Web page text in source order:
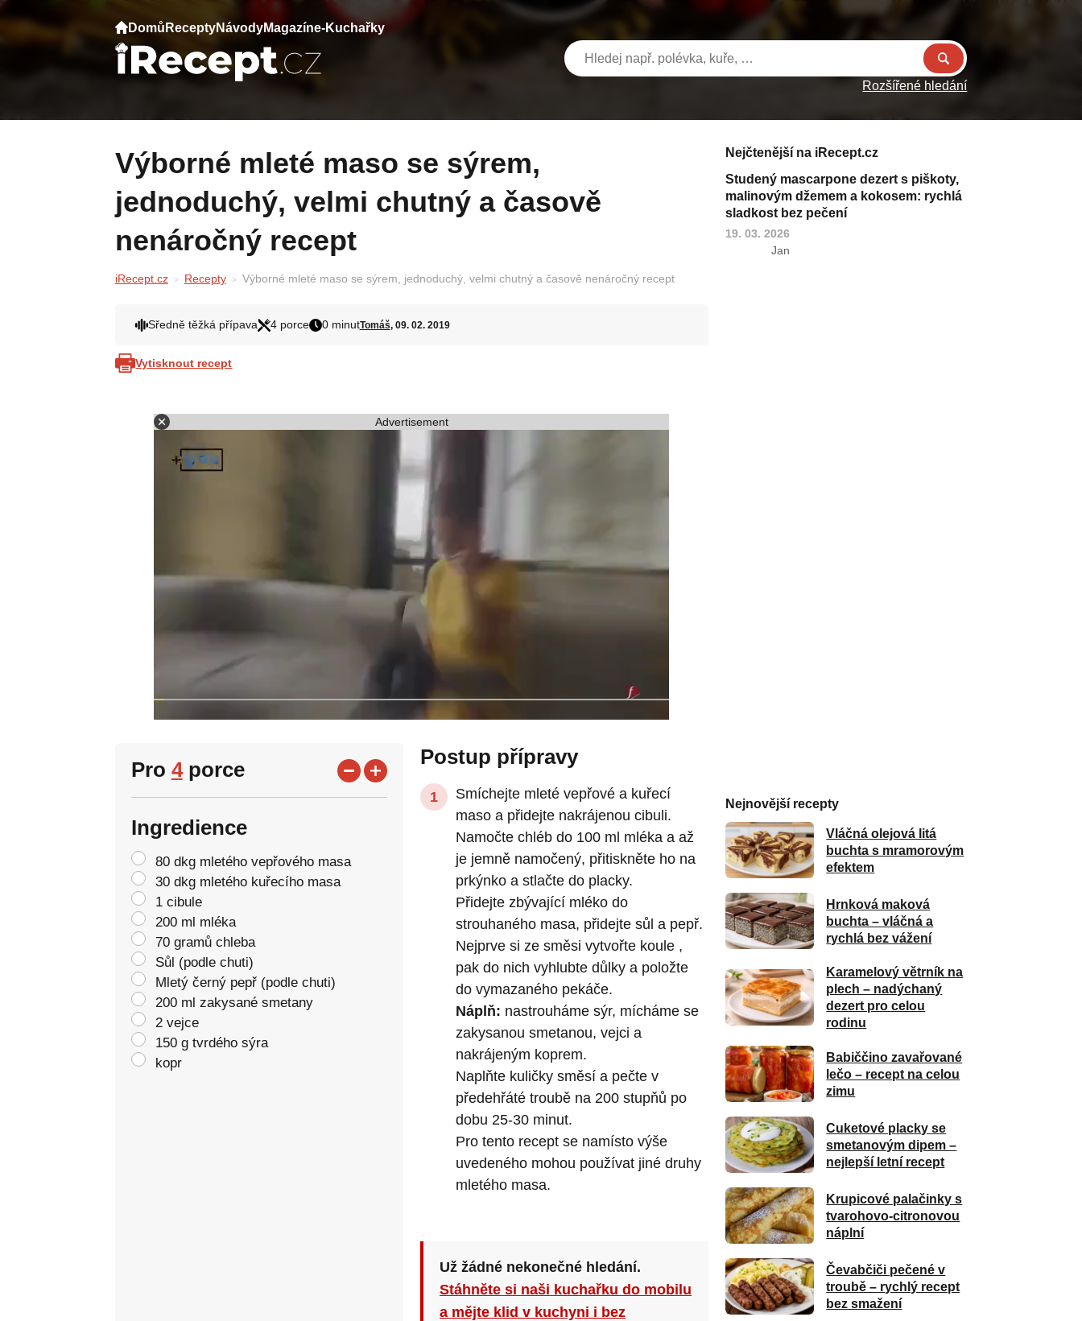
Domů ReceptyNávodyMagazíne-Kuchařky
Rozšířené hledání
Výborné mleté maso se sýrem,
jednoduchý, velmi chutný a časově
nenáročný recept
iRecept.cz Recepty Výborné mleté maso se sýrem, jednoduchý, velmi chutný a časově nenáročný recept
Sředně těžká přípava 4 porce 0 minutTomáš, 09. 02. 2019
Vytisknout recept
Advertisement
Pro 4porce
Ingredience
80 dkg mletého vepřového masa
30 dkg mletého kuřecího masa
1 cibule
200 ml mléka
70 gramů chleba
Sůl (podle chuti)
Mletý černý pepř (podle chuti)
200 ml zakysané smetany
2 vejce
150 g tvrdého sýra
kopr
Postup přípravy
Smíchejte mleté ​​vepřové a kuřecí
maso a přidejte nakrájenou cibuli.
Namočte chléb do 100 ml mléka a až
je jemně namočený, přitiskněte ho na
prkýnko a stlačte do placky.
Přidejte zbývající mléko do
strouhaného masa, přidejte sůl a pepř.
Nejprve si ze směsi vytvořte koule ,
pak do nich vyhlubte důlky a položte
do vymazaného pekáče.
Náplň: nastrouháme sýr, mícháme se
zakysanou smetanou, vejci a
nakrájeným koprem.
Naplňte kuličky směsí a pečte v
předehřáté troubě na 200 stupňů po
dobu 25-30 minut.
Pro tento recept se namísto výše
uvedeného mohou používat jiné druhy
mletého masa.
Už žádné nekonečné hledání.
Stáhněte si naši kuchařku do mobilu
a mějte klid v kuchyni i bez
Nejčtenější na iRecept.cz
Studený mascarpone dezert s piškoty,
malinovým džemem a kokosem: rychlá
sladkost bez pečení
19. 03. 2026
Jan
Nejnovější recepty
Vláčná olejová litá
buchta s mramorovým
efektem
Hrnková maková
buchta – vláčná a
rychlá bez vážení
Karamelový větrník na
plech – nadýchaný
dezert pro celou
rodinu
Babiččino zavařované
lečo – recept na celou
zimu
Cuketové placky se
smetanovým dipem –
nejlepší letní recept
Krupicové palačinky s
tvarohovo-citronovou
náplní
Čevabčiči pečené v
troubě – rychlý recept
bez smažení